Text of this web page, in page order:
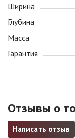
Ширина
Глубина
Масса
Гарантия
Отзывы о
Написать отзыв